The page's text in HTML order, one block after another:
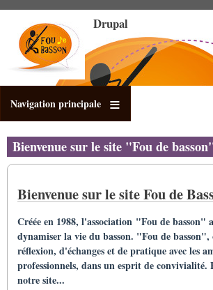
Inhalt
Drupal
Navigation principale
Bienvenue sur le site "Fou de
Bienvenue sur le site Fou de
Créée en 1988, l'association "Fou de basson"
dynamiser la vie du basson. "Fou de
réflexion, d'échanges et de pratique avec les
professionnels, dans un esprit de convivialité.
notre site...